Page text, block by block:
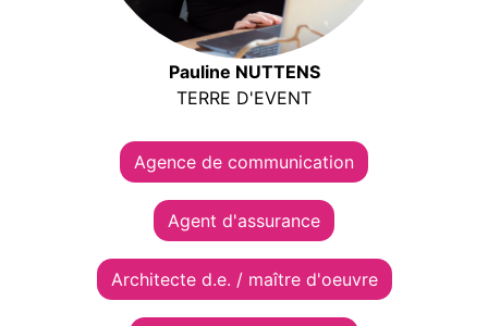
Pauline NUTTENS
TERRE D'EVENT
Agence de communication
Agent d'assurance
Architecte d.e. / maître d'oeuvre